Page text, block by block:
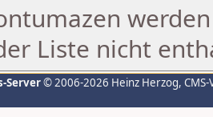
Liste nicht
Server© 2006-2026 Heinz Herzog,